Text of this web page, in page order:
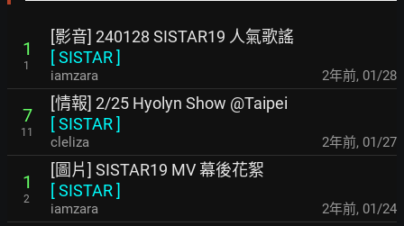
1
1
[影音] 240128 SISTAR19 人氣歌謠
[SISTAR]
iamzara 2年前, 01/28
7
11
[情報] 2/25 Hyolyn Show @Taipei
[SISTAR]
cleliza 2年前, 01/27
1
2
[圖片] SISTAR19 MV 幕後花絮
[SISTAR]
iamzara 2年前, 01/24